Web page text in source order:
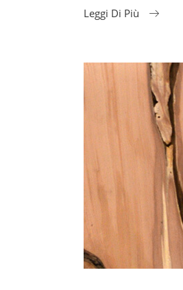
Leggi Di Più